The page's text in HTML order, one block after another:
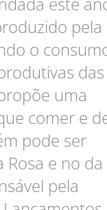
pela
o
das
uma
comer e
pode ser
e no da
pela